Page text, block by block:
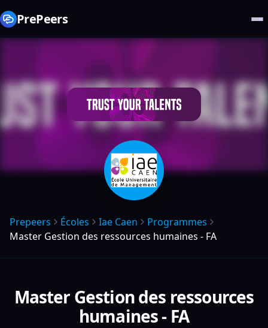
PrePeers
Prepeers Écoles Iae Caen
Programmes
Master Gestion des ressources humaines - FA
Master Gestion des ressources
humaines - FA